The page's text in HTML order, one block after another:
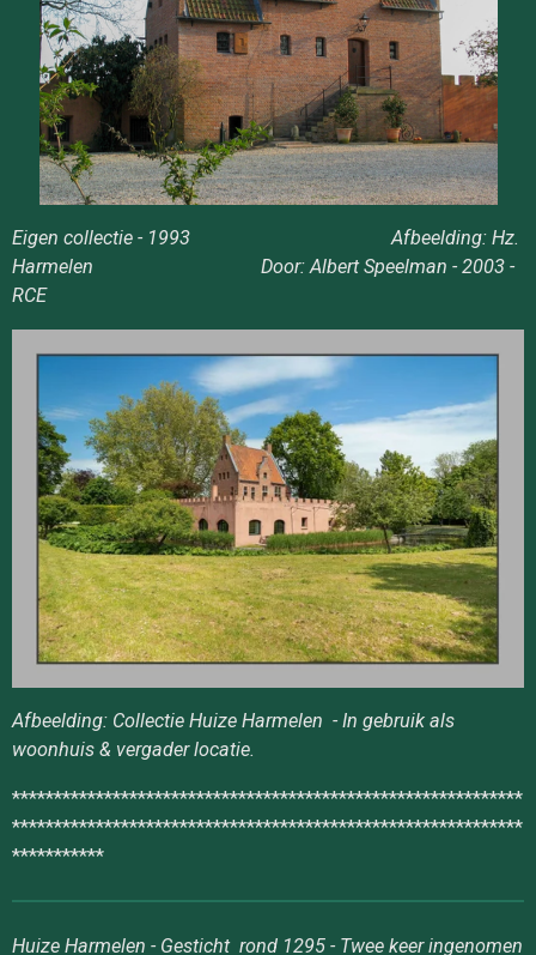
Eigen collectie - 1993 Afbeelding: Hz.
Harmelen Door: Albert Speelman - 2003 -
RCE
Afbeelding: Collectie Huize Harmelen - In gebruik als
woonhuis & vergader locatie.
*************************************************************
*************************************************************
***********
Huize Harmelen - Gesticht rond 1295 - Twee keer ingenomen